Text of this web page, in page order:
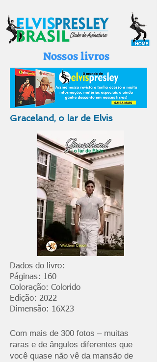
Nossos livros
Graceland, o lar de Elvis
Dados do livro:
Páginas: 160
Coloração: Colorido
Edição: 2022
Dimensão: 16X23
Com mais de 300 fotos – muitas
raras e de ângulos diferentes que
você quase não vê da mansão de